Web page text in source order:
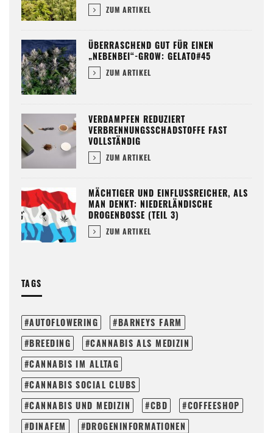
ZUM ARTIKEL
ÜBERRASCHEND GUT FÜR EINEN
„NEBENBEI“-GROW: GELATO#45
ZUM ARTIKEL
VERDAMPFEN REDUZIERT
VERBRENNUNGSSCHADSTOFFE FAST
VOLLSTÄNDIG
ZUM ARTIKEL
MÄCHTIGER UND EINFLUSSREICHER, ALS
MAN DENKT: NIEDERLÄNDISCHE
DROGENBOSSE (TEIL 3)
ZUM ARTIKEL
TAGS
AUTOFLOWERING
BARNEYS FARM
BREEDING
CANNABIS ALS MEDIZIN
CANNABIS IM ALLTAG
CANNABIS SOCIAL CLUBS
CANNABIS UND MEDIZIN
CBD
COFFEESHOP
DINAFEM
DROGENINFORMATIONEN